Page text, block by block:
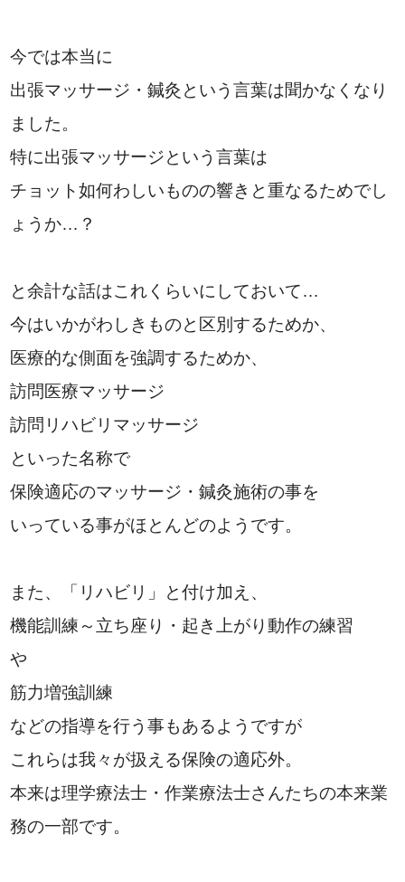
今では本当に
出張マッサージ・鍼灸という言葉は聞かなくなり
ました。
特に出張マッサージという言葉は
チョット如何わしいものの響きと重なるためでし
ょうか…？
と余計な話はこれくらいにしておいて…
今はいかがわしきものと区別するためか、
医療的な側面を強調するためか、
訪問医療マッサージ
訪問リハビリマッサージ
といった名称で
保険適応のマッサージ・鍼灸施術の事を
いっている事がほとんどのようです。
また、「リハビリ」と付け加え、
機能訓練～立ち座り・起き上がり動作の練習
や
筋力増強訓練
などの指導を行う事もあるようですが
これらは我々が扱える保険の適応外。
本来は理学療法士・作業療法士さんたちの本来業
務の一部です。